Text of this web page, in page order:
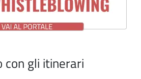
con gli itinerari